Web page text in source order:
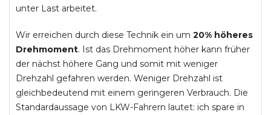
unter Last arbeitet.
Wir erreichen durch diese Technik ein um 20% höheres
Drehmoment. Ist das Drehmoment höher kann früher
der nächst höhere Gang und somit mit weniger
Drehzahl gefahren werden. Weniger Drehzahl ist
gleichbedeutend mit einem geringeren Verbrauch. Die
Standardaussage von LKW-Fahrern lautet: ich spare in